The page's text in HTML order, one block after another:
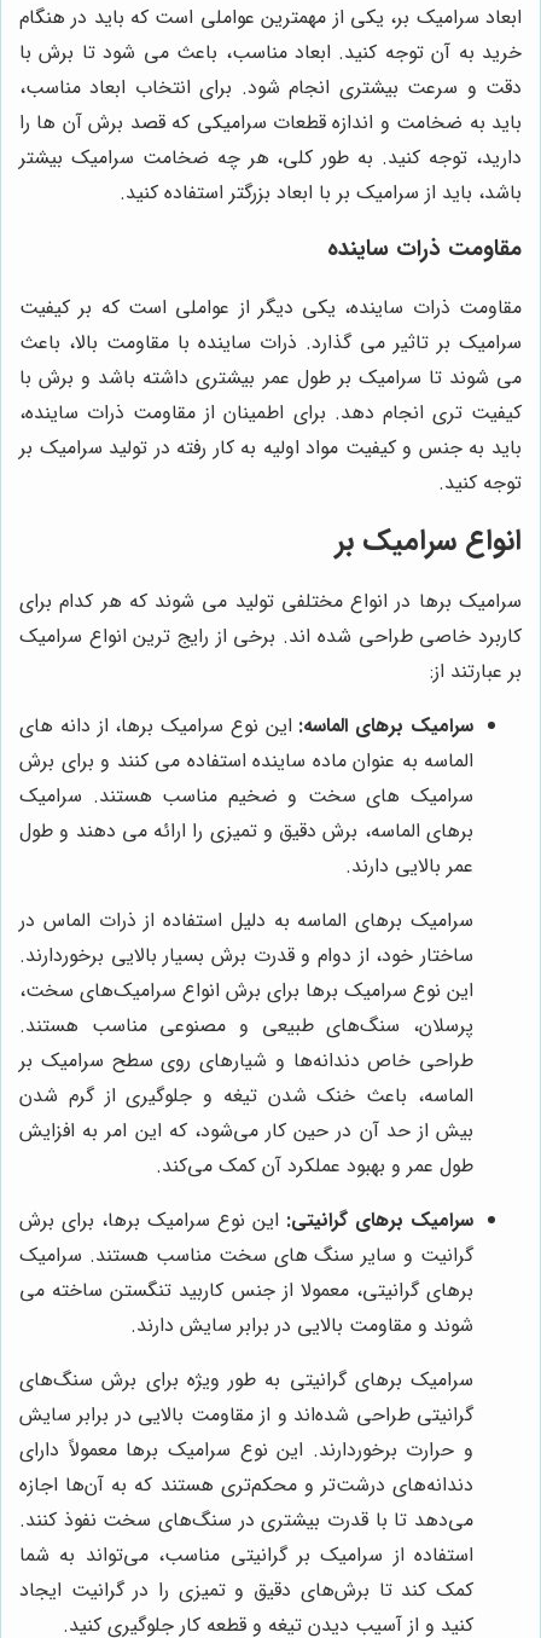
ابعاد سرامیک بر، یکی از مهمترین عواملی است که باید در هنگام
خرید به آن توجه کنید. ابعاد مناسب، باعث می شود تا برش با
دقت و سرعت بیشتری انجام شود. برای انتخاب ابعاد مناسب،
باید به ضخامت و اندازه قطعات سرامیکی که قصد برش آن ها را
دارید، توجه کنید. به طور کلی، هر چه ضخامت سرامیک بیشتر
باشد، باید از سرامیک بر با ابعاد بزرگتر استفاده کنید.
مقاومت ذرات ساینده
مقاومت ذرات ساینده، یکی دیگر از عواملی است که بر کیفیت
سرامیک بر تاثیر می گذارد. ذرات ساینده با مقاومت بالا، باعث
می شوند تا سرامیک بر طول عمر بیشتری داشته باشد و برش با
کیفیت تری انجام دهد. برای اطمینان از مقاومت ذرات ساینده،
باید به جنس و کیفیت مواد اولیه به کار رفته در تولید سرامیک بر
توجه کنید.
انواع سرامیک بر
سرامیک برها در انواع مختلفی تولید می شوند که هر کدام برای
کاربرد خاصی طراحی شده اند. برخی از رایج ترین انواع سرامیک
بر عبارتند از:
سرامیک برهای الماسه: این نوع سرامیک برها، از دانه های
الماسه به عنوان ماده ساینده استفاده می کنند و برای برش
سرامیک های سخت و ضخیم مناسب هستند. سرامیک
برهای الماسه، برش دقیق و تمیزی را ارائه می دهند و طول
عمر بالایی دارند.
سرامیک برهای الماسه به دلیل استفاده از ذرات الماس در
ساختار خود، از دوام و قدرت برش بسیار بالایی برخوردارند.
این نوع سرامیک برها برای برش انواع سرامیک‌های سخت،
پرسلان، سنگ‌های طبیعی و مصنوعی مناسب هستند.
طراحی خاص دندانه‌ها و شیارهای روی سطح سرامیک بر
الماسه، باعث خنک شدن تیغه و جلوگیری از گرم شدن
بیش از حد آن در حین کار می‌شود، که این امر به افزایش
طول عمر و بهبود عملکرد آن کمک می‌کند.
سرامیک برهای گرانیتی: این نوع سرامیک برها، برای برش
گرانیت و سایر سنگ های سخت مناسب هستند. سرامیک
برهای گرانیتی، معمولا از جنس کاربید تنگستن ساخته می
شوند و مقاومت بالایی در برابر سایش دارند.
سرامیک برهای گرانیتی به طور ویژه برای برش سنگ‌های
گرانیتی طراحی شده‌اند و از مقاومت بالایی در برابر سایش
و حرارت برخوردارند. این نوع سرامیک برها معمولاً دارای
دندانه‌های درشت‌تر و محکم‌تری هستند که به آن‌ها اجازه
می‌دهد تا با قدرت بیشتری در سنگ‌های سخت نفوذ کنند.
استفاده از سرامیک بر گرانیتی مناسب، می‌تواند به شما
کمک کند تا برش‌های دقیق و تمیزی را در گرانیت ایجاد
کنید و از آسیب دیدن تیغه و قطعه کار جلوگیری کنید.